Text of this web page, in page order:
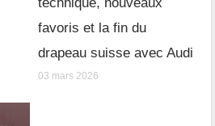
technique, nouveaux
favoris et la fin du
drapeau suisse avec Audi
03 mars 2026